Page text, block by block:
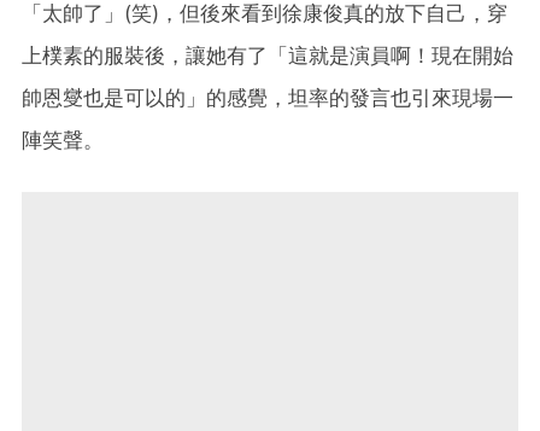
「太帥了」(笑)，但後來看到徐康俊真的放下自己，穿
上樸素的服裝後，讓她有了「這就是演員啊！現在開始
帥恩燮也是可以的」的感覺，坦率的發言也引來現場一
陣笑聲。